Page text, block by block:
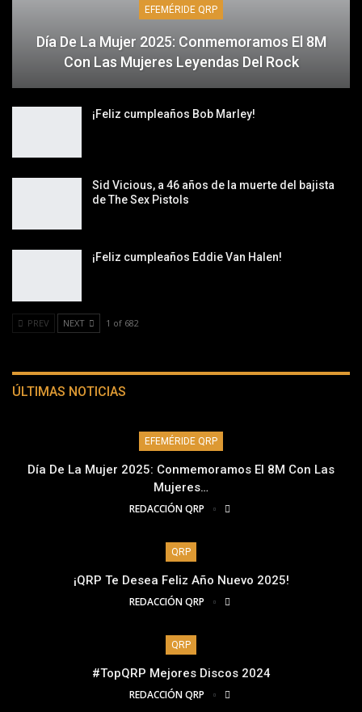
EFEMÉRIDE QRP
Día De La Mujer 2025: Conmemoramos El 8M
Con Las Mujeres Leyendas Del Rock
¡Feliz cumpleaños Bob Marley!
Sid Vicious, a 46 años de la muerte del bajista
de The Sex Pistols
¡Feliz cumpleaños Eddie Van Halen!
PREV NEXT 1 of 682
ÚLTIMAS NOTICIAS
EFEMÉRIDE QRP
Día De La Mujer 2025: Conmemoramos El 8M Con Las
Mujeres…
REDACCIÓN QRP
QRP
¡QRP Te Desea Feliz Año Nuevo 2025!
REDACCIÓN QRP
QRP
#TopQRP Mejores Discos 2024
REDACCIÓN QRP